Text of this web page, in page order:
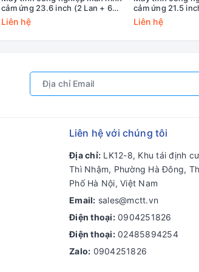
cảm ứng 23.6 inch (2 Lan + 6
COM) MCTT MPPC-2L6C-
12TH-23W
Liên hệ
cảm ứng 21.5
COM) MCTT
12TH-21W
Liên hệ
Liên hệ với chúng tôi
Địa chỉ: LK12-8, Khu tái định
Thì Nhậm, Phường Hà Đông,
Phố Hà Nội, Việt Nam
Email: sales@mctt.vn
Điện thoại: 0904251826
Điện thoại: 02485894254
Zalo: 0904251826